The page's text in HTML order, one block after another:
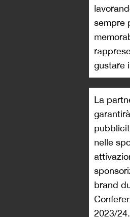
sempre
gustare
La
nelle
brand
2023/